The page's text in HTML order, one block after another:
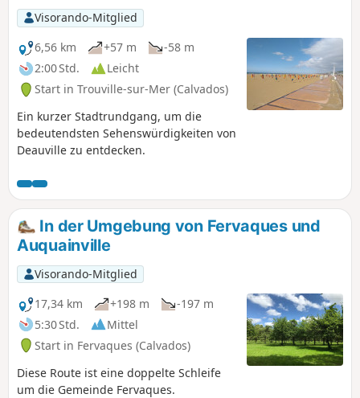
Visorando-Mitglied
6,56 km
+57 m
-58 m
2:00 Std.
Leicht
Start in Trouville-sur-Mer (Calvados)
Ein kurzer Stadtrundgang, um die
bedeutendsten Sehenswürdigkeiten von
Deauville zu entdecken.
In der Umgebung von Fervaques und
Auquainville
Visorando-Mitglied
17,34 km
+198 m
-197 m
5:30 Std.
Mittel
Start in Fervaques (Calvados)
Diese Route ist eine doppelte Schleife
um die Gemeinde Fervaques.